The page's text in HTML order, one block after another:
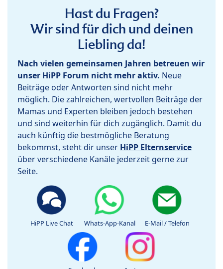
Hast du Fragen?
Wir sind für dich und deinen
Liebling da!
Nach vielen gemeinsamen Jahren betreuen wir
unser HiPP Forum nicht mehr aktiv. Neue
Beiträge oder Antworten sind nicht mehr
möglich. Die zahlreichen, wertvollen Beiträge der
Mamas und Experten bleiben jedoch bestehen
und sind weiterhin für dich zugänglich. Damit du
auch künftig die bestmögliche Beratung
bekommst, steht dir unser HiPP Elternservice
über verschiedene Kanäle jederzeit gerne zur
Seite.
HiPP Live Chat Whats-App-Kanal E-Mail / Telefon